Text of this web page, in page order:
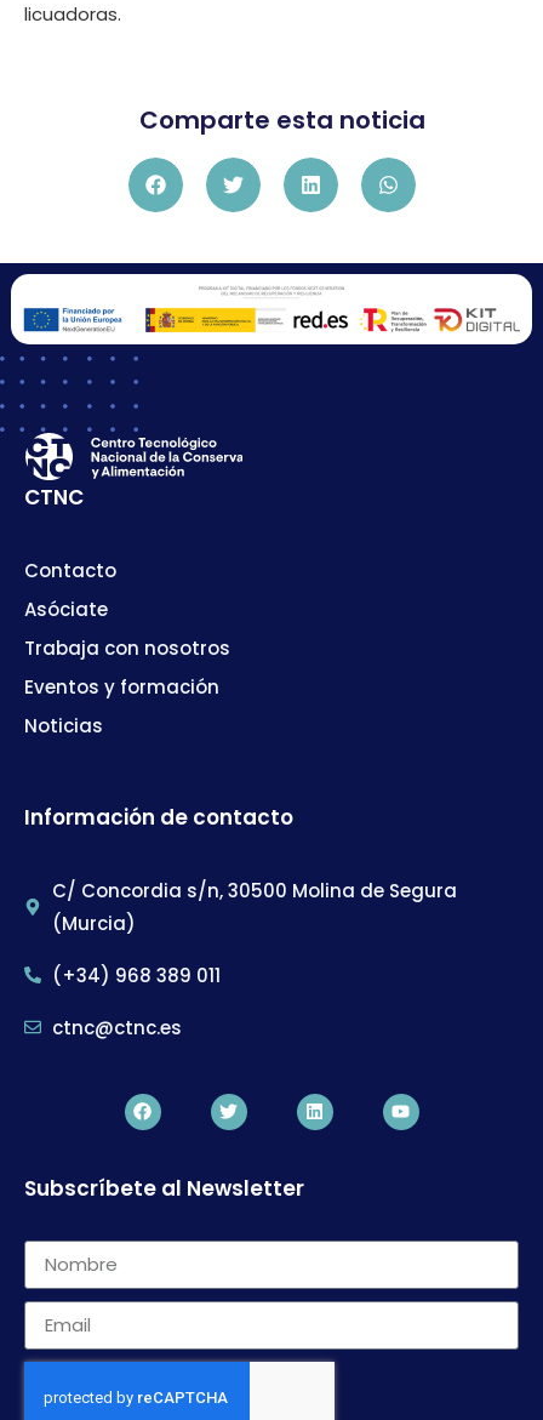
licuadoras.
Comparte esta noticia
CTNC
Contacto
Asóciate
Trabaja con nosotros
Eventos y formación
Noticias
Información de contacto
C/ Concordia s/n, 30500 Molina de Segura
(Murcia)
(+34) 968 389 011
ctnc@ctnc.es
Subscríbete al Newsletter